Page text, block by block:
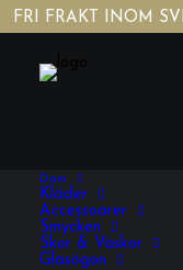
FRI FRAKT INOM
Dam
Kläder
Accessoarer
Smycken
Skor & Väskor
Glasögon